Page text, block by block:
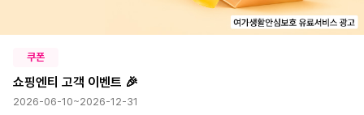
쿠폰
쇼핑엔티 고객 이벤트 🎉
2026-06-10~2026-12-31